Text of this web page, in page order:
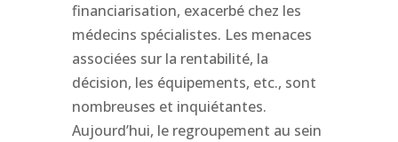
financiarisation, exacerbé chez les
médecins spécialistes. Les menaces
associées sur la rentabilité, la
décision, les équipements, etc., sont
nombreuses et inquiétantes.
Aujourd’hui, le regroupement au sein